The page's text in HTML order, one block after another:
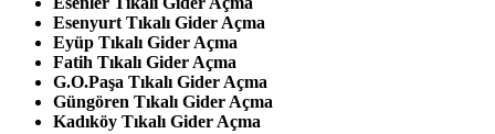
Esenyurt Tıkalı Gider Açma
Eyüp Tıkalı Gider Açma
Fatih Tıkalı Gider Açma
G.O.Paşa Tıkalı Gider Açma
Güngören Tıkalı Gider Açma
Kadıköy Tıkalı Gider Açma